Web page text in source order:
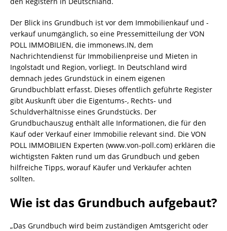
Der Blick ins Grundbuch ist vor dem Immobilienkauf und -
verkauf unumgänglich, so eine Pressemitteilung der VON
POLL IMMOBILIEN, die immonews.IN, dem
Nachrichtendienst für Immobilienpreise und Mieten in
Ingolstadt und Region, vorliegt. In Deutschland wird
demnach jedes Grundstück in einem eigenen
Grundbuchblatt erfasst. Dieses öffentlich geführte Register
gibt Auskunft über die Eigentums-, Rechts- und
Schuldverhältnisse eines Grundstücks. Der
Grundbuchauszug enthält alle Informationen, die für den
Kauf oder Verkauf einer Immobilie relevant sind. Die VON
POLL IMMOBILIEN Experten (www.von-poll.com) erklären die
wichtigsten Fakten rund um das Grundbuch und geben
hilfreiche Tipps, worauf Käufer und Verkäufer achten
sollten.
Wie ist das Grundbuch aufgebaut?
„Das Grundbuch wird beim zuständigen Amtsgericht oder